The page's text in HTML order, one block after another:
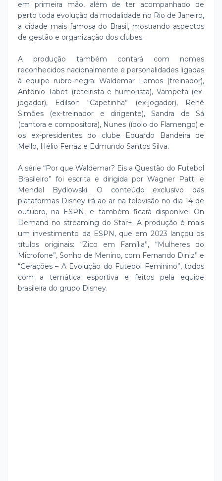
em primeira mão, além de ter acompanhado de
perto toda evolução da modalidade no Rio de Janeiro,
a cidade mais famosa do Brasil, mostrando aspectos
de gestão e organização dos clubes.
A produção também contará com nomes
reconhecidos nacionalmente e personalidades ligadas
à equipe rubro-negra: Waldemar Lemos (treinador),
Antônio Tabet (roteirista e humorista), Vampeta (ex-
jogador), Edilson “Capetinha” (ex-jogador), Renê
Simões (ex-treinador e dirigente), Sandra de Sá
(cantora e compositora), Nunes (ídolo do Flamengo) e
os ex-presidentes do clube Eduardo Bandeira de
Mello, Hélio Ferraz e Edmundo Santos Silva.
A série “Por que Waldemar? Eis a Questão do Futebol
Brasileiro” foi escrita e dirigida por Wagner Patti e
Mendel Bydlowski. O conteúdo exclusivo das
plataformas Disney irá ao ar na televisão no dia 14 de
outubro, na ESPN, e também ficará disponível On
Demand no streaming do Star+. A produção é mais
um investimento da ESPN, que em 2023 lançou os
títulos originais: “Zico em Família”, “Mulheres do
Microfone”, Sonho de Menino, com Fernando Diniz” e
“Gerações – A Evolução do Futebol Feminino”, todos
com a temática esportiva e feitos pela equipe
brasileira do grupo Disney.